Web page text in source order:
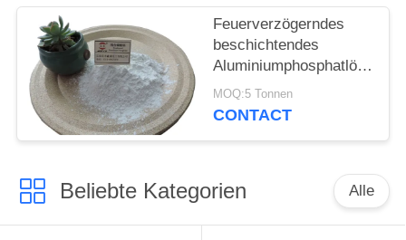
Feuerverzögerndes
beschichtendes
Aluminiumphosphatlösliches
im Salpetersäure-
hitzebeständigen
MOQ:5 Tonnen
CONTACT
Beliebte Kategorien Alle